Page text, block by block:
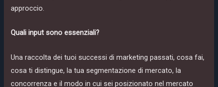
approccio.
Quali input sono essenziali?
Una raccolta dei tuoi successi di marketing passati, cosa fai,
cosa ti distingue, la tua segmentazione di mercato, la
concorrenza e il modo in cui sei posizionato nel mercato